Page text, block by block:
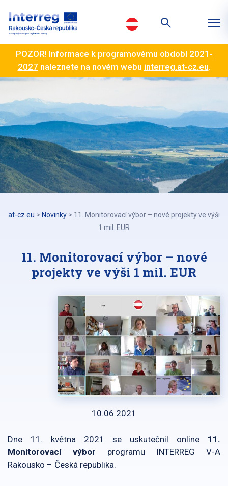
POZOR! Informace k programovému období 2021-
2027 naleznete na novém webu interreg.at-cz.eu.
at-cz.eu > Novinky > 11. Monitorovací výbor – nové projekty ve výši
1 mil. EUR
11. Monitorovací výbor – nové
projekty ve výši 1 mil. EUR
10.06.2021
Dne 11. května 2021 se uskutečnil online 11.
Monitorovací výbor programu INTERREG V-A
Rakousko – Česká republika.